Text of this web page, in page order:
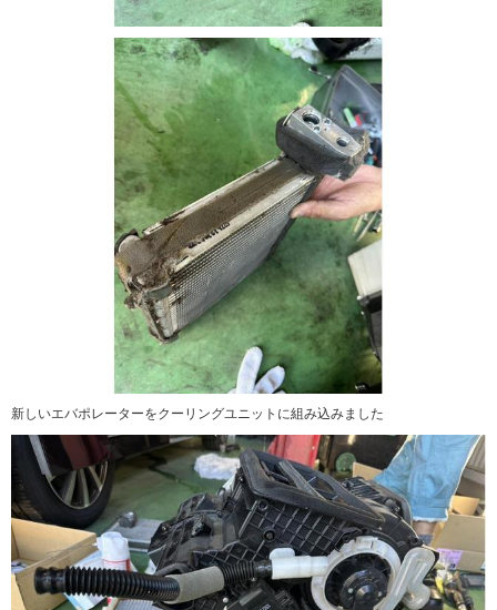
新しいエバポレーターをクーリングユニットに組み込みました